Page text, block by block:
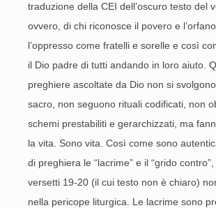
traduzione della CEI dell’oscuro testo del
ovvero, di chi riconosce il povero e
l’oppresso come fratelli e sorelle e così
il Dio padre di tutti andando in loro aiuto.
preghiere ascoltate da Dio non si
sacro, non seguono rituali codificati, non
schemi prestabiliti e gerarchizzati, ma
la vita. Sono vita. Così come sono
di preghiera le “lacrime” e il “grido
versetti 19-20 (il cui testo non è chiaro)
nella pericope liturgica. Le lacrime sono